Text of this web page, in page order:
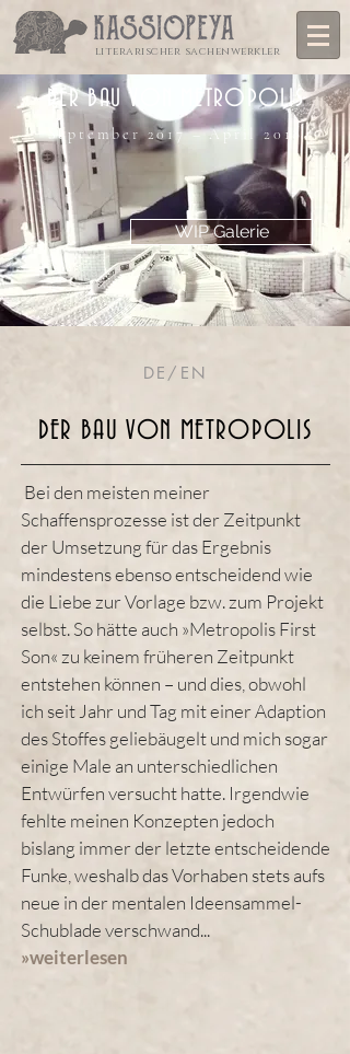
literarischer sachenwerkler
DER BAU VON METROPOLIS
September 2017 – April 2018
WIP Galerie
DE/EN
DER BAU VON METROPOLIS
Bei den meisten meiner
Schaffensprozesse ist der Zeitpunkt
der Umsetzung für das Ergebnis
mindestens ebenso entscheidend wie
die Liebe zur Vorlage bzw. zum Projekt
selbst. So hätte auch »Metropolis First
Son« zu keinem früheren Zeitpunkt
entstehen können – und dies, obwohl
ich seit Jahr und Tag mit einer Adaption
des Stoffes geliebäugelt und mich sogar
einige Male an unterschiedlichen
Entwürfen versucht hatte. Irgendwie
fehlte meinen Konzepten jedoch
bislang immer der letzte entscheidende
Funke, weshalb das Vorhaben stets aufs
neue in der mentalen Ideensammel-
Schublade verschwand...
»weiterlesen